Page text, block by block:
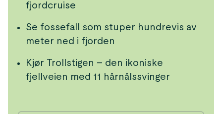
fjordcruise
Se fossefall som stuper hundrevis av
meter ned i fjorden
Kjør Trollstigen – den ikoniske
fjellveien med 11 hårnålssvinger